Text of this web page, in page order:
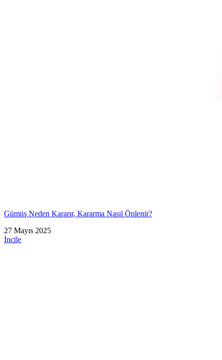
Gümüş Neden Kararır, Kararma Nasıl Önlenir?
27 Mayıs 2025
İncile